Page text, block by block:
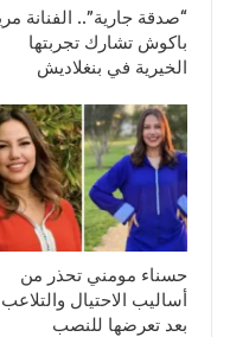
“صدقة جارية”.. الفنانة
باكوش تشارك تجربتها
الخيرية في بنغلاديش
حسناء مومني تحذر من
أساليب الاحتيال والتلاعب
بعد تعرضها للنصب